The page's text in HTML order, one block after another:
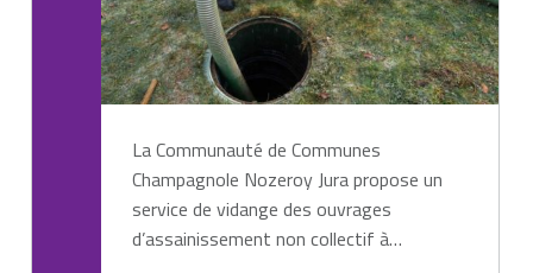
La Communauté de Communes
Champagnole Nozeroy Jura propose un
service de vidange des ouvrages
d’assainissement non collectif à…